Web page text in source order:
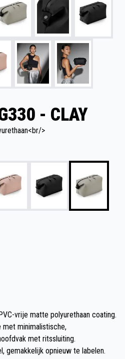
- CLAY
>
vrije matte polyurethaan coating.
minimalistische,
met ritssluiting.
gemakkelijk opnieuw te labelen.